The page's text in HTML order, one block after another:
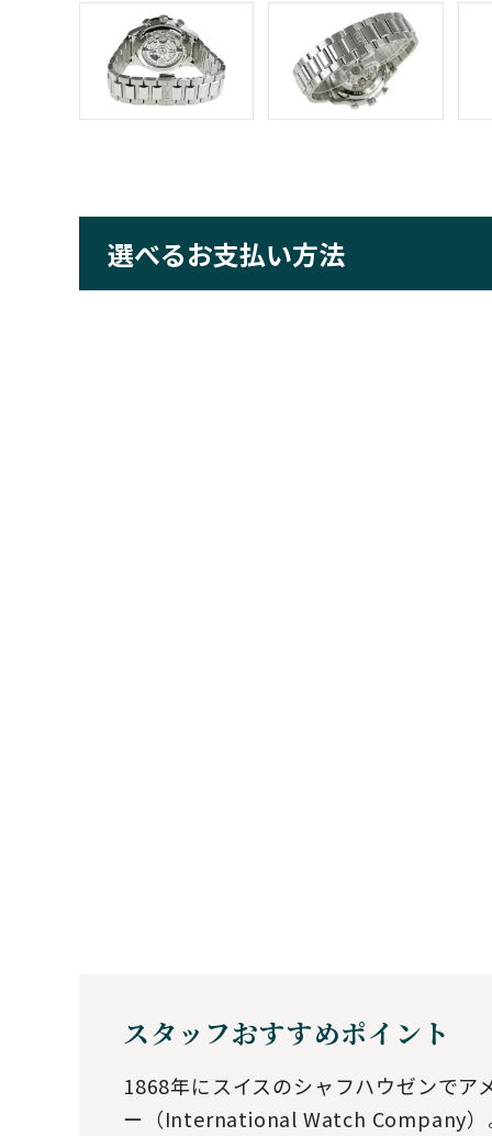
選べるお支払い方法
スタッフおすすめポイント
1868年にスイスのシャフハウゼンでア
ー（International Watch Company）